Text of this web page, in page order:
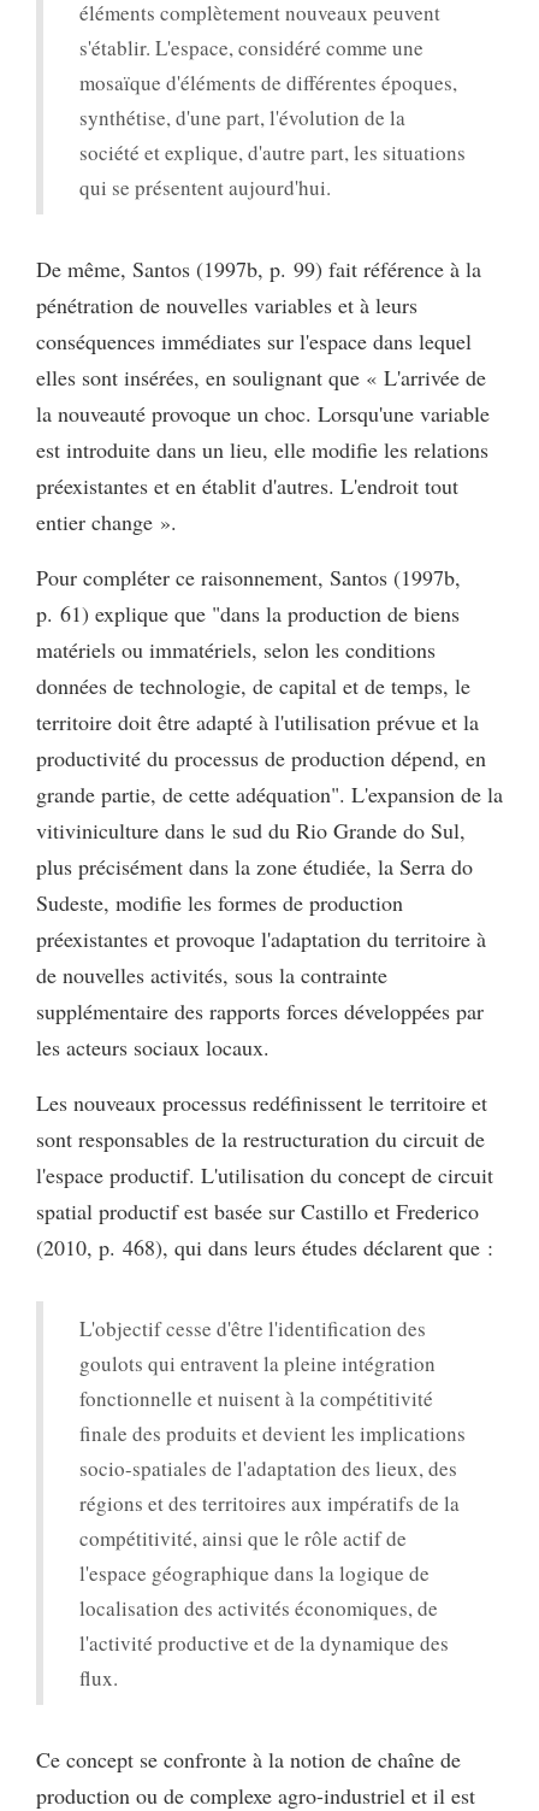
éléments complètement nouveaux peuvent
s'établir. L'espace, considéré comme une
mosaïque d'éléments de différentes époques,
synthétise, d'une part, l'évolution de la
société et explique, d'autre part, les situations
qui se présentent aujourd'hui.
De même, Santos (1997b, p. 99) fait référence à la
pénétration de nouvelles variables et à leurs
conséquences immédiates sur l'espace dans lequel
elles sont insérées, en soulignant que « L'arrivée de
la nouveauté provoque un choc. Lorsqu'une variable
est introduite dans un lieu, elle modifie les relations
préexistantes et en établit d'autres. L'endroit tout
entier change ».
Pour compléter ce raisonnement, Santos (1997b,
p. 61) explique que "dans la production de biens
matériels ou immatériels, selon les conditions
données de technologie, de capital et de temps, le
territoire doit être adapté à l'utilisation prévue et la
productivité du processus de production dépend, en
grande partie, de cette adéquation". L'expansion de la
vitiviniculture dans le sud du Rio Grande do Sul,
plus précisément dans la zone étudiée, la Serra do
Sudeste, modifie les formes de production
préexistantes et provoque l'adaptation du territoire à
de nouvelles activités, sous la contrainte
supplémentaire des rapports forces développées par
les acteurs sociaux locaux.
Les nouveaux processus redéfinissent le territoire et
sont responsables de la restructuration du circuit de
l'espace productif. L'utilisation du concept de circuit
spatial productif est basée sur Castillo et Frederico
(2010, p. 468), qui dans leurs études déclarent que :
L'objectif cesse d'être l'identification des
goulots qui entravent la pleine intégration
fonctionnelle et nuisent à la compétitivité
finale des produits et devient les implications
socio-spatiales de l'adaptation des lieux, des
régions et des territoires aux impératifs de la
compétitivité, ainsi que le rôle actif de
l'espace géographique dans la logique de
localisation des activités économiques, de
l'activité productive et de la dynamique des
flux.
Ce concept se confronte à la notion de chaîne de
production ou de complexe agro-industriel et il est